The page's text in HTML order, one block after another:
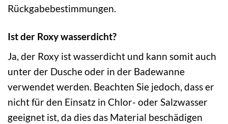
Rückgabebestimmungen.
Ist der Roxy wasserdicht?
Ja, der Roxy ist wasserdicht und kann somit auch
unter der Dusche oder in der Badewanne
verwendet werden. Beachten Sie jedoch, dass er
nicht für den Einsatz in Chlor- oder Salzwasser
geeignet ist, da dies das Material beschädigen